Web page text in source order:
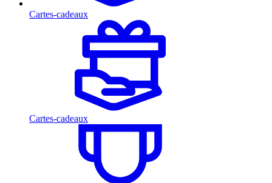
Cartes-cadeaux
Cartes-cadeaux